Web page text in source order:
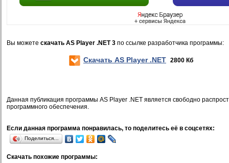
Вы можете скачать AS Player .NET 3 по ссылке разработчика программы:
Скачать AS Player .NET 2800 Кб
Данная публикация программы AS Player .NET является свободно
программного обеспечения.
Если данная программа понравилась, то поделитесь её в соцсетях:
Поделиться…
Скачать похожие программы: